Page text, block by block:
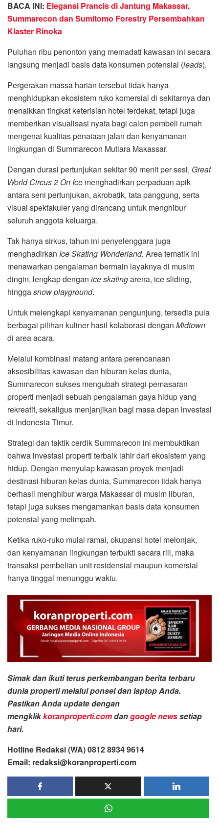
BACA INI: Elegansi Prancis di Jantung Makassar,
Summarecon dan Sumitomo Forestry Persembahkan
Klaster Rinoka
Puluhan ribu penonton yang memadati kawasan ini secara
langsung menjadi basis data konsumen potensial (leads).
Pergerakan massa harian tersebut tidak hanya
menghidupkan ekosistem ruko komersial di sekitarnya dan
menaikkan tingkat keterisian hotel terdekat, tetapi juga
memberikan visualisasi nyata bagi calon pembeli rumah
mengenai kualitas penataan jalan dan kenyamanan
lingkungan di Summarecon Mutiara Makassar.
Dengan durasi pertunjukan sekitar 90 menit per sesi, Great
World Circus 2 On Ice menghadirkan perpaduan apik
antara seni pertunjukan, akrobatik, tata panggung, serta
visual spektakuler yang dirancang untuk menghibur
seluruh anggota keluarga.
Tak hanya sirkus, tahun ini penyelenggara juga
menghadirkan Ice Skating Wonderland. Area tematik ini
menawarkan pengalaman bermain layaknya di musim
dingin, lengkap dengan ice skatingarena, ice sliding,
hinggasnow playground.
Untuk melengkapi kenyamanan pengunjung, tersedia pula
berbagai pilihan kuliner hasil kolaborasi dengan Midtown
di area acara.
Melalui kombinasi matang antara perencanaan
aksesibilitas kawasan dan hiburan kelas dunia,
Summarecon sukses mengubah strategi pemasaran
properti menjadi sebuah pengalaman gaya hidup yang
rekreatif, sekaligus menjanjikan bagi masa depan investasi
di Indonesia Timur.
Strategi dan taktik cerdik Summarecon ini membuktikan
bahwa investasi properti terbaik lahir dari ekosistem yang
hidup. Dengan menyulap kawasan proyek menjadi
destinasi hiburan kelas dunia, Summarecon tidak hanya
berhasil menghibur warga Makassar di musim liburan,
tetapi juga sukses mengamankan basis data konsumen
potensial yang melimpah.
Ketika ruko-ruko mulai ramai, okupansi hotel melonjak,
dan kenyamanan lingkungan terbukti secara riil, maka
transaksi pembelian unit residensial maupun komersial
hanya tinggal menunggu waktu.
Simak dan ikuti terus perkembangan berita terbaru
dunia properti melalui ponsel dan laptop Anda.
Pastikan Anda update dengan
mengklikkoranproperti.comdangoogle newssetiap
hari.
Hotline Redaksi (WA) 0812 8934 9614
Email: redaksi@koranproperti.com